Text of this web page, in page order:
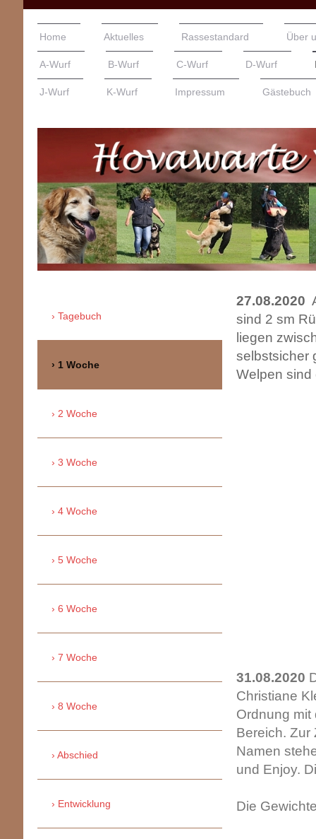
Home Aktuelles Rassestandard Über
A-Wurf B-Wurf C-Wurf D-Wurf
J-Wurf K-Wurf Impressum Gästebuch
27.08.2020
sind 2 sm
liegen
selbstsicher
Welpen sind
31.08.2020
Christiane
Ordnung mit
Bereich. Zur
Namen
und Enjoy.
Die
Tagebuch
1 Woche
2 Woche
3 Woche
4 Woche
5 Woche
6 Woche
7 Woche
8 Woche
Abschied
Entwicklung